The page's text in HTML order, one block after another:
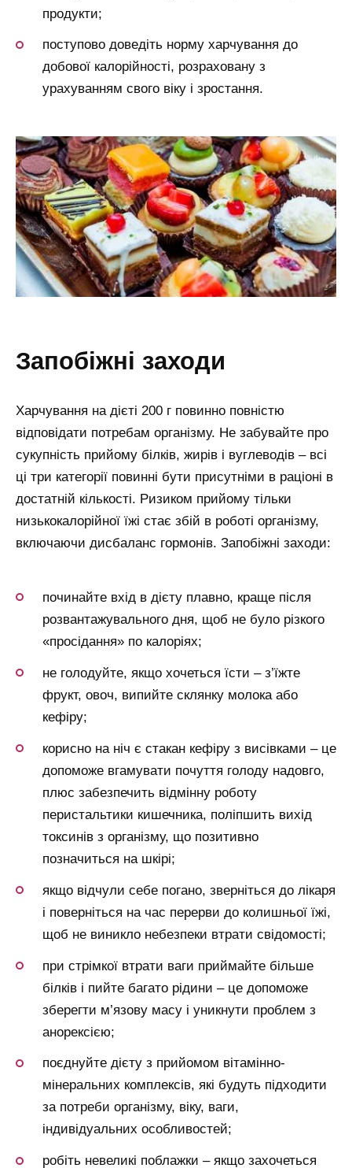
продукти;
поступово доведіть норму харчування до
добової калорійності, розраховану з
урахуванням свого віку і зростання.
запобіжні заходи
Харчування на дієті 200 г повинно повністю
відповідати потребам організму. Не забувайте про
сукупність прийому білків, жирів і вуглеводів – всі
ці три категорії повинні бути присутніми в раціоні в
достатній кількості. Ризиком прийому тільки
низькокалорійної їжі стає збій в роботі організму,
включаючи дисбаланс гормонів. Запобіжні заходи:
починайте вхід в дієту плавно, краще після
розвантажувального дня, щоб не було різкого
«просідання» по калоріях;
не голодуйте, якщо хочеться їсти – з’їжте
фрукт, овоч, випийте склянку молока або
кефіру;
корисно на ніч є стакан кефіру з висівками – це
допоможе вгамувати почуття голоду надовго,
плюс забезпечить відмінну роботу
перистальтики кишечника, поліпшить вихід
токсинів з організму, що позитивно
позначиться на шкірі;
якщо відчули себе погано, зверніться до лікаря
і поверніться на час перерви до колишньої їжі,
щоб не виникло небезпеки втрати свідомості;
при стрімкої втрати ваги приймайте більше
білків і пийте багато рідини – це допоможе
зберегти м’язову масу і уникнути проблем з
анорексією;
поєднуйте дієту з прийомом вітамінно-
мінеральних комплексів, які будуть підходити
за потреби організму, віку, ваги,
індивідуальних особливостей;
робіть невеликі поблажки – якщо захочеться